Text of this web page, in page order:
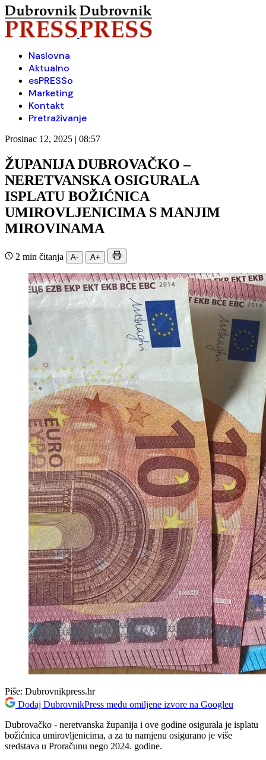
Naslovna
Aktualno
esPRESSo
Marketing
Kontakt
Pretraživanje
Prosinac 12, 2025 | 08:57
ŽUPANIJA DUBROVAČKO –
NERETVANSKA OSIGURALA
ISPLATU BOŽIĆNICA
UMIROVLJENICIMA S MANJIM
MIROVINAMA
2 min čitanja A- A+
Piše: Dubrovnikpress.hr
Dodaj DubrovnikPress među omiljene izvore na Googleu
Dubrovačko - neretvanska županija i ove godine osigurala je isplatu
božićnica umirovljenicima, a za tu namjenu osigurano je više
sredstava u Proračunu nego 2024. godine.